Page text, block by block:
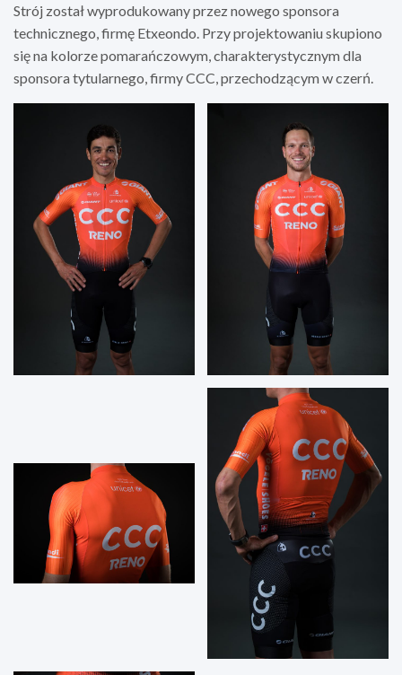
Strój został wyprodukowany przez nowego sponsora
technicznego, firmę Etxeondo. Przy projektowaniu skupiono
się na kolorze pomarańczowym, charakterystycznym dla
sponsora tytularnego, firmy CCC, przechodzącym w czerń.